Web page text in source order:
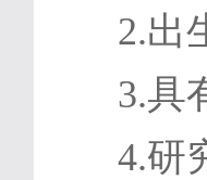
2.出
3.具
4.研